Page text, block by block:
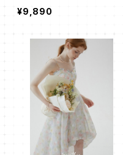
い お洒落 キュート★
¥9,890